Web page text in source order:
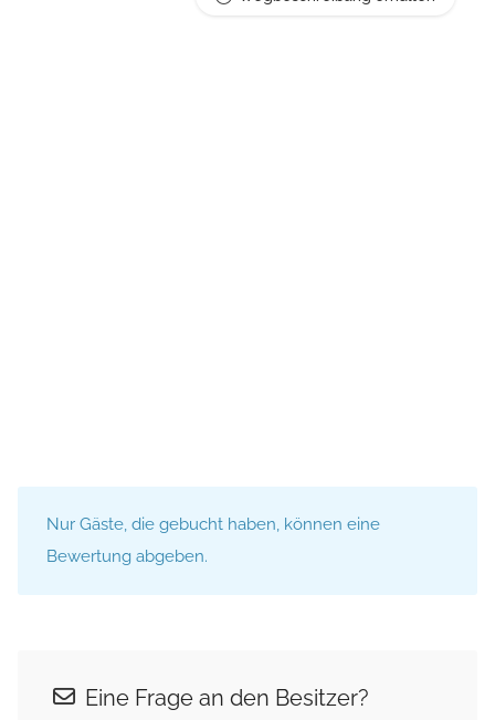
Nur Gäste, die gebucht haben, können eine
Bewertung abgeben.
Eine Frage an den Besitzer?